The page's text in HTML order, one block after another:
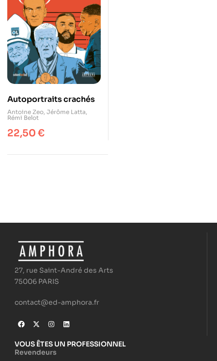
Autoportraits crachés
Antoine Zeo, Jérôme Latta,
Rémi Belot
22,50 €
27, rue Saint-André des Arts
75006 PARIS
contact@ed-amphora.fr
VOUS ÊTES UN PROFESSIONNEL
Revendeurs